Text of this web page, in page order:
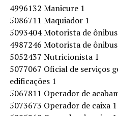
4996132 Manicure 1
5086711 Maquiador 1
5093404 Motorista de
4987246 Motorista de
5052437 Nutricionista 1
5077067 Oficial de serviços
edificações 1
5067811 Operador de
5073673 Operador de caixa 1